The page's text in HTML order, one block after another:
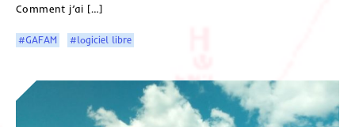
Comment j’ai […]
#GAFAM #logiciel libre